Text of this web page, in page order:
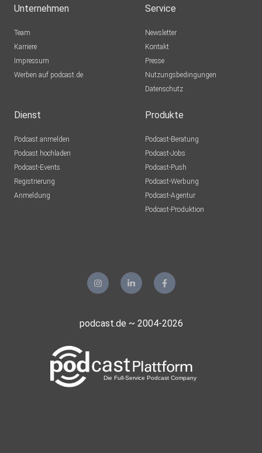
Unternehmen
Team
Karriere
Impressum
Werben auf podcast.de
Service
Newsletter
Kontakt
Presse
Nutzungsbedingungen
Datenschutz
Dienst
Podcast anmelden
Podcast hochladen
Podcast-Events
Registrierung
Anmeldung
Produkte
Podcast-Beratung
Podcast-Jobs
Podcast-Push
Podcast-Werbung
Podcast-Agentur
Podcast-Produktion
podcast.de ~ 2004-2026